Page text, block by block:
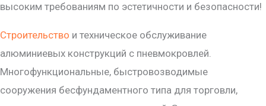
высоким требованиям по эстетичности и безопасности!
Строительство и техническое обслуживание
алюминиевых конструкций с пневмокровлей.
Многофункциональные, быстровозводимые
сооружения бесфундаментного типа для торговли,